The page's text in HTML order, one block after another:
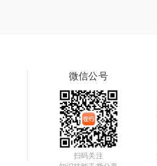
微信公号
扫码关注